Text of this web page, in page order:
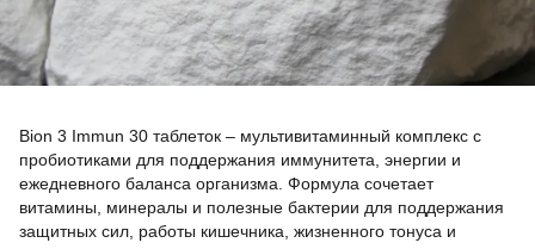
Bion 3 Immun 30 таблеток – мультивитаминный комплекс с
пробиотиками для поддержания иммунитета, энергии и
ежедневного баланса организма. Формула сочетает
витамины, минералы и полезные бактерии для поддержания
защитных сил, работы кишечника, жизненного тонуса и